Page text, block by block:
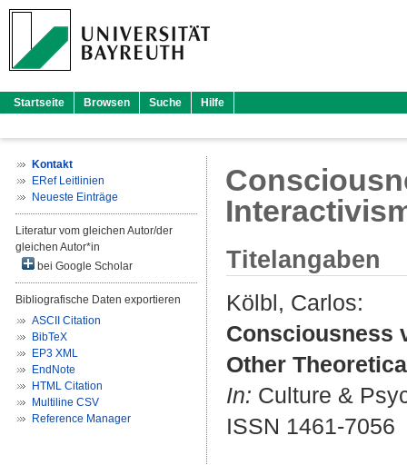
Startseite Browsen Suche Hilfe
Kontakt
ERef Leitlinien
Neueste Einträge
Literatur vom gleichen Autor/der
gleichen Autor*in
bei Google Scholar
Bibliografische Daten exportieren
ASCII Citation
BibTeX
EP3 XML
EndNote
HTML Citation
Multiline CSV
Reference Manager
Titelangaben
Kölbl, Carlos:
Consciousness
Other
In: Culture &
ISSN 1461-7056